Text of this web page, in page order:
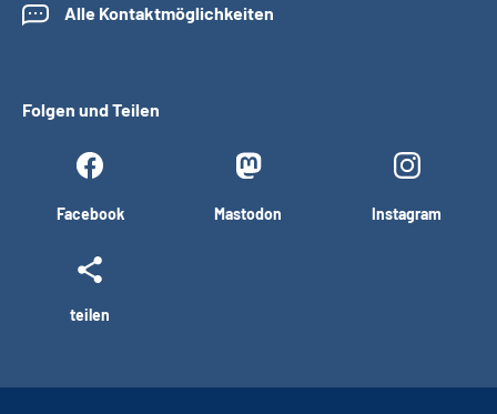
Alle Kontaktmöglichkeiten
Folgen und Teilen
Facebook Mastodon Instagram
teilen